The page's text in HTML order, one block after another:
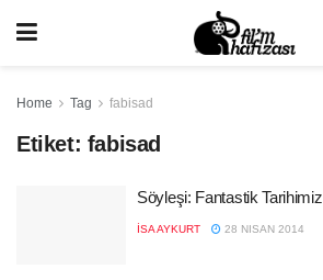
Home Tag fabisad
Etiket: fabisad
Söyleşi: Fantastik Tarihimiz
İSA AYKURT 28 NISAN 2014